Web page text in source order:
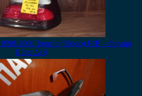
2000 3πορτο (3θυρο) H/B – Φανάρι
Πίσω Δεξί